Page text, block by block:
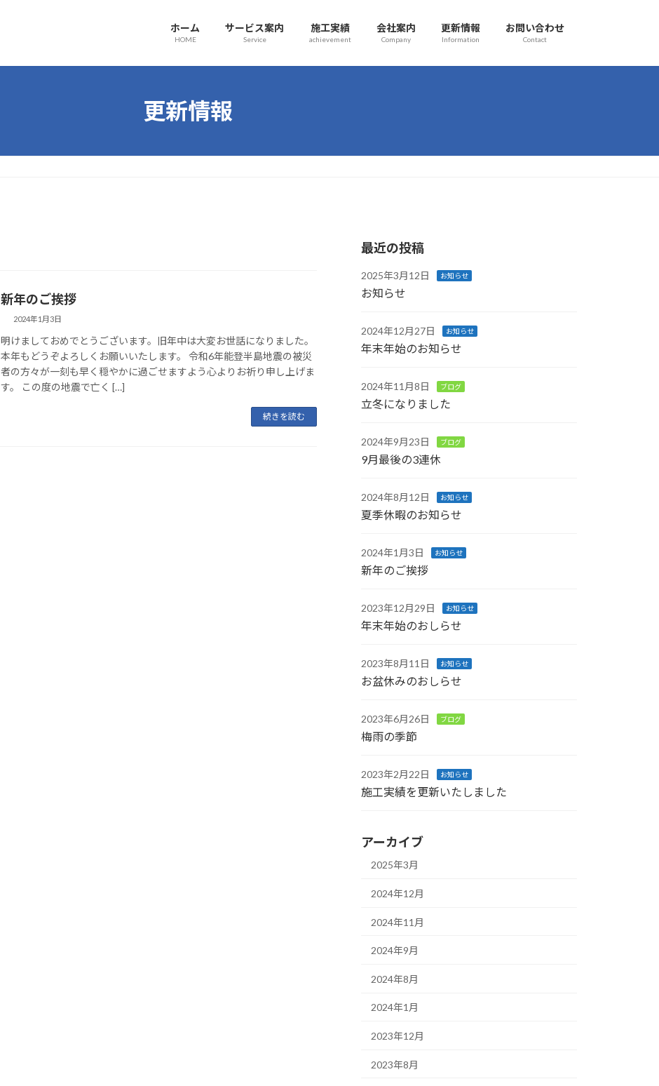
ホーム
HOME
サービス案内
Service
施工実績
achievement
会社案内
Company
更新情報
Information
お問い合わせ
Contact
更新情報
新年のご挨拶
2024年1月3日
明けましておめでとうございます。旧年中は大変お世話になりました。
本年もどうぞよろしくお願いいたします。 令和6年能登半島地震の被災
者の方々が一刻も早く穏やかに過ごせますよう心よりお祈り申し上げま
す。 この度の地震で亡く […]
続きを読む
最近の投稿
2025年3月12日 お知らせ
お知らせ
2024年12月27日 お知らせ
年末年始のお知らせ
2024年11月8日 ブログ
立冬になりました
2024年9月23日 ブログ
9月最後の3連休
2024年8月12日 お知らせ
夏季休暇のお知らせ
2024年1月3日 お知らせ
新年のご挨拶
2023年12月29日 お知らせ
年末年始のおしらせ
2023年8月11日 お知らせ
お盆休みのおしらせ
2023年6月26日 ブログ
梅雨の季節
2023年2月22日 お知らせ
施工実績を更新いたしました
アーカイブ
2025年3月
2024年12月
2024年11月
2024年9月
2024年8月
2024年1月
2023年12月
2023年8月